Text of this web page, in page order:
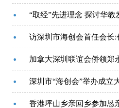
“取经”先进理念 探讨华教
访深圳市海创会首任会长:
加拿大深圳联谊会侨领郑
深圳市“海创会”举办成立
香港坪山乡亲回乡参加恳